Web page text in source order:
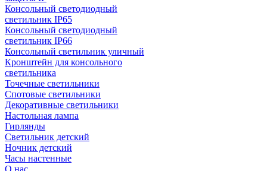
Консольный светодиодный
светильник IP65
Консольный светодиодный
светильник IP66
Консольный светильник уличный
Кронштейн для консольного
светильника
Точечные светильники
Спотовые светильники
Декоративные светильники
Настольная лампа
Гирлянды
Светильник детский
Ночник детский
Часы настенные
О нас